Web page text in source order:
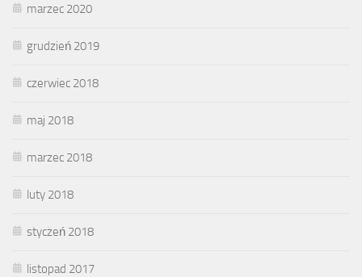
marzec 2020
grudzień 2019
czerwiec 2018
maj 2018
marzec 2018
luty 2018
styczeń 2018
listopad 2017